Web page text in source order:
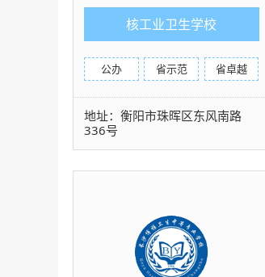
核工业卫生学校
公办 省示范 省卓越
地址：衡阳市珠晖区东风南路
336号